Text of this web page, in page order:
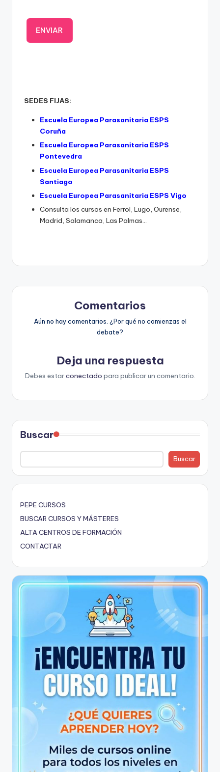
SEDES FIJAS:
Escuela Europea Parasanitaria ESPS
Coruña
Escuela Europea Parasanitaria ESPS
Pontevedra
Escuela Europea Parasanitaria ESPS
Santiago
Escuela Europea Parasanitaria ESPS Vigo
Consulta los cursos en Ferrol, Lugo, Ourense,
Madrid, Salamanca, Las Palmas…
Comentarios
Aún no hay comentarios. ¿Por qué no comienzas el
debate?
Deja una respuesta
Debes estarconectado para publicar un comentario.
Buscar
Buscar
PEPE CURSOS
BUSCAR CURSOS Y MÁSTERES
ALTA CENTROS DE FORMACIÓN
CONTACTAR